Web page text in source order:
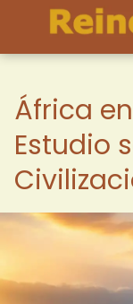
África
Estudio